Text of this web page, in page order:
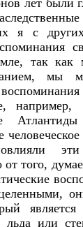
лет были
я с
так как
мы
например,
эти
от того,
является
или